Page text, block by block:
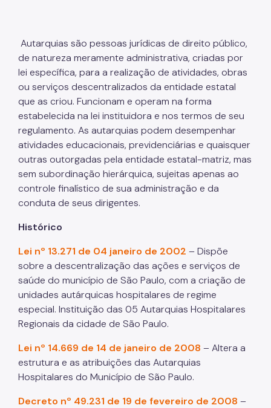
Autarquias são pessoas jurídicas de direito público,
de natureza meramente administrativa, criadas por
lei específica, para a realização de atividades, obras
ou serviços descentralizados da entidade estatal
que as criou. Funcionam e operam na forma
estabelecida na lei instituidora e nos termos de seu
regulamento. As autarquias podem desempenhar
atividades educacionais, previdenciárias e quaisquer
outras outorgadas pela entidade estatal-matriz, mas
sem subordinação hierárquica, sujeitas apenas ao
controle finalístico de sua administração e da
conduta de seus dirigentes.
Histórico
Lei nº 13.271 de 04 janeiro de 2002 – Dispõe
sobre a descentralização das ações e serviços de
saúde do município de São Paulo, com a criação de
unidades autárquicas hospitalares de regime
especial. Instituição das 05 Autarquias Hospitalares
Regionais da cidade de São Paulo.
Lei nº 14.669 de 14 de janeiro de 2008 – Altera a
estrutura e as atribuições das Autarquias
Hospitalares do Município de São Paulo.
Decreto nº 49.231 de 19 de fevereiro de 2008 –